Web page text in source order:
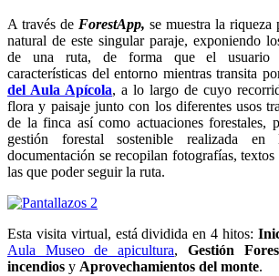
A través de ForestApp, se muestra la
natural de este singular paraje, exponiendo
de una ruta, de forma que el usuario
características del entorno mientras transita
del Aula Apícola, a lo largo de cuyo
flora y paisaje junto con los diferentes usos
de la finca así como actuaciones forestales,
gestión forestal sostenible realizada
documentación se recopilan fotografías, textos
las que poder seguir la ruta.
Esta visita virtual, está dividida en 4 hitos:
Aula Museo de apicultura, Gestión
incendios y Aprovechamientos del monte.